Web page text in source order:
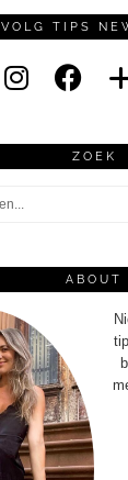
VOLG TIPS
ZOEK
ABOUT